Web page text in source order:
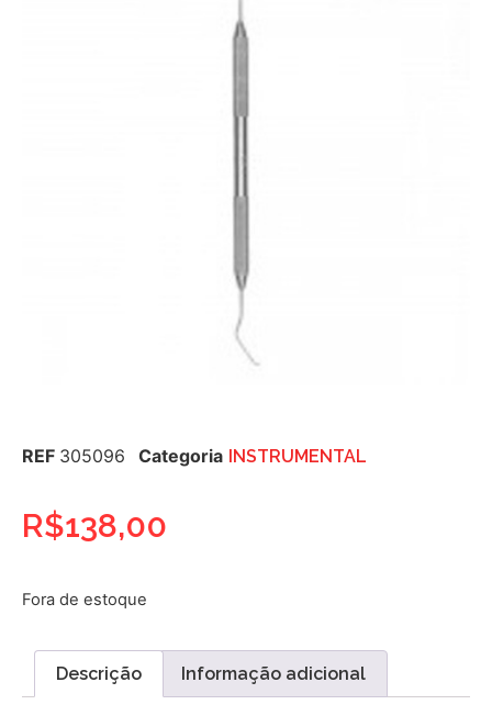
REF 305096 Categoria INSTRUMENTAL
R$138,00
Fora de estoque
Descrição Informação adicional